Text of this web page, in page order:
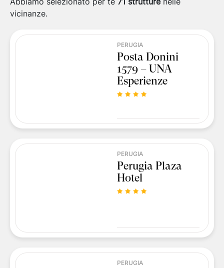
vicinanze.
PERUGIA
Posta Donini
1579 – UNA
Esperienze
PERUGIA
Perugia Plaza
Hotel
PERUGIA